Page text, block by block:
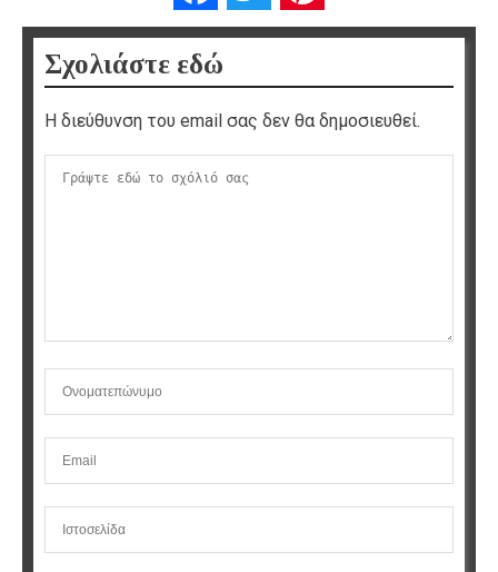
Σχολιάστε εδώ
Η διεύθυνση του email σας δεν θα δημοσιευθεί.